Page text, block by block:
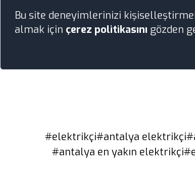
Bu site deneyimlerinizi
almak için çerez politikasını gözden
#elektrikçi#antalya elektrikçi
#antalya en yakın elektrikçi